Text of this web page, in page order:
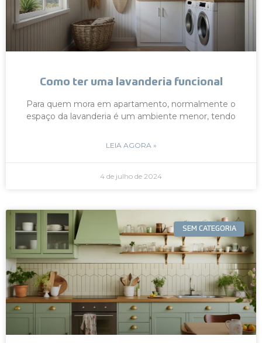
Como ter uma lavanderia funcional
Para quem mora em apartamento, normalmente o
espaço da lavanderia é um ambiente menor, tendo
LEIA AGORA »
4 de julho de 2024
SEM CATEGORIA